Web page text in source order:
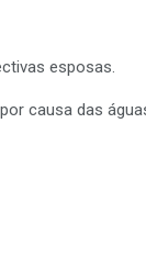
esposas.
causa das